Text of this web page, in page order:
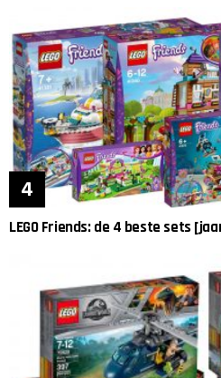
LEGO Friends: de 4 beste sets